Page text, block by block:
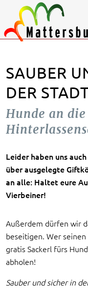
SAUBER
DER
Hunde an
Leider haben uns
über ausgelegte
an alle: Haltet eure
Vierbeiner!
Außerdem dürfen wir
beseitigen. Wer
gratis Sackerl fürs
abholen!
Sauber und sicher in